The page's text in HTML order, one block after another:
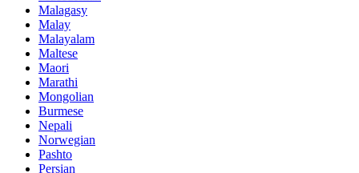
Malagasy
Malay
Malayalam
Maltese
Maori
Marathi
Mongolian
Burmese
Nepali
Norwegian
Pashto
Persian